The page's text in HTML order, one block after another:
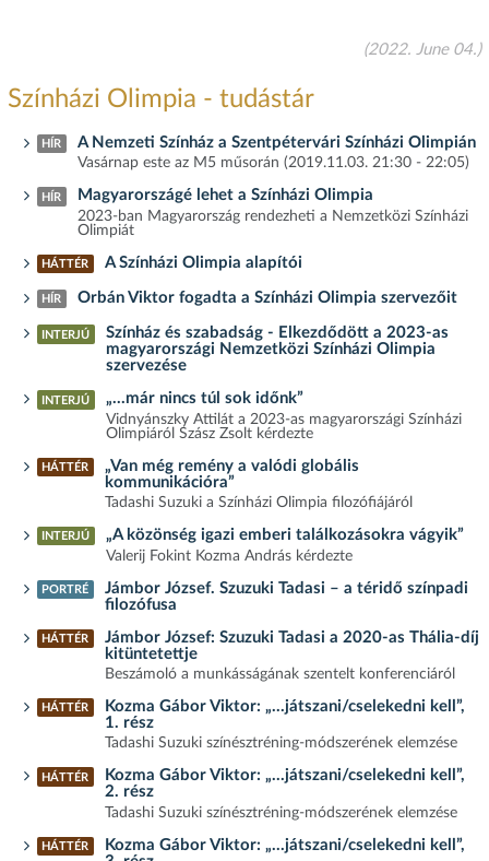
(2022. June 04.)
Színházi Olimpia - tudástár
HÍR A Nemzeti Színház a Szentpétervári Színházi Olimpián
Vasárnap este az M5 műsorán (2019.11.03. 21:30 - 22:05)
HÍR Magyarországé lehet a Színházi Olimpia
2023-ban Magyarország rendezheti a Nemzetközi Színházi
Olimpiát
HÁTTÉR A Színházi Olimpia alapítói
HÍR Orbán Viktor fogadta a Színházi Olimpia szervezőit
INTERJÚ
Színház és szabadság - Elkezdődött a 2023-as
magyarországi Nemzetközi Színházi Olimpia
szervezése
INTERJÚ „…már nincs túl sok időnk”
Vidnyánszky Attilát a 2023-as magyarországi Színházi
Olimpiáról Szász Zsolt kérdezte
HÁTTÉR
„Van még remény a valódi globális
kommunikációra”
Tadashi Suzuki a Színházi Olimpia filozófiájáról
INTERJÚ „A közönség igazi emberi találkozásokra vágyik”
Valerij Fokint Kozma András kérdezte
PORTRÉ
Jámbor József. Szuzuki Tadasi – a téridő színpadi
filozófusa
HÁTTÉR
Jámbor József: Szuzuki Tadasi a 2020-as Thália-díj
kitüntetettje
Beszámoló a munkásságának szentelt konferenciáról
HÁTTÉR
Kozma Gábor Viktor: „…játszani/cselekedni kell”,
1. rész
Tadashi Suzuki színésztréning-módszerének elemzése
HÁTTÉR
Kozma Gábor Viktor: „…játszani/cselekedni kell”,
2. rész
Tadashi Suzuki színésztréning-módszerének elemzése
HÁTTÉR
Kozma Gábor Viktor: „…játszani/cselekedni kell”,